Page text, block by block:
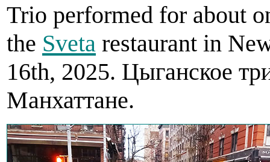
Trio performed for about
the Sveta restaurant in
16th, 2025. Цыганское
Манхаттане.